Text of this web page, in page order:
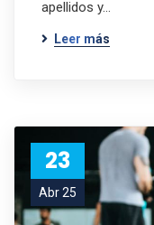
apellidos y…
Leer más
23
Abr 25